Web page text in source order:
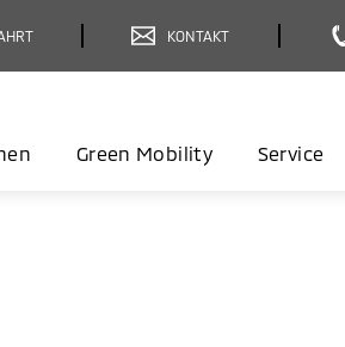
KONTAKT
Green Mobility Service